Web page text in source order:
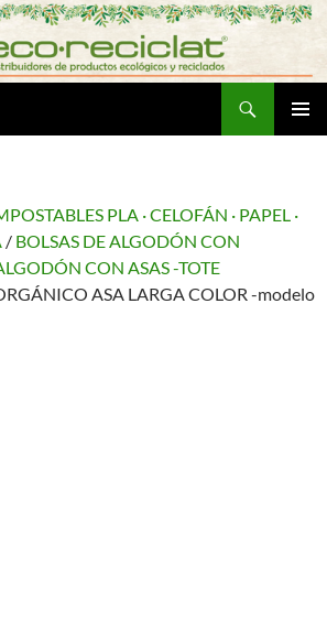
PLA · CELOFÁN · PAPEL ·
/ BOLSAS DE ALGODÓN CON
CON ASAS -TOTE
ASA LARGA COLOR -modelo